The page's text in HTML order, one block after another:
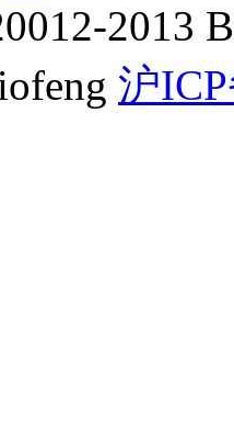
2013
沪